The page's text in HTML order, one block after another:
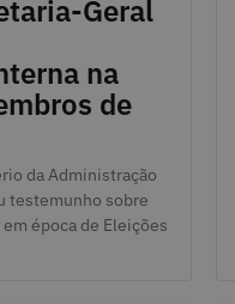
Geral
na
de
da Administração
testemunho sobre
época de Eleições